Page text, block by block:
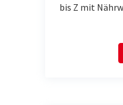
bis Z mit